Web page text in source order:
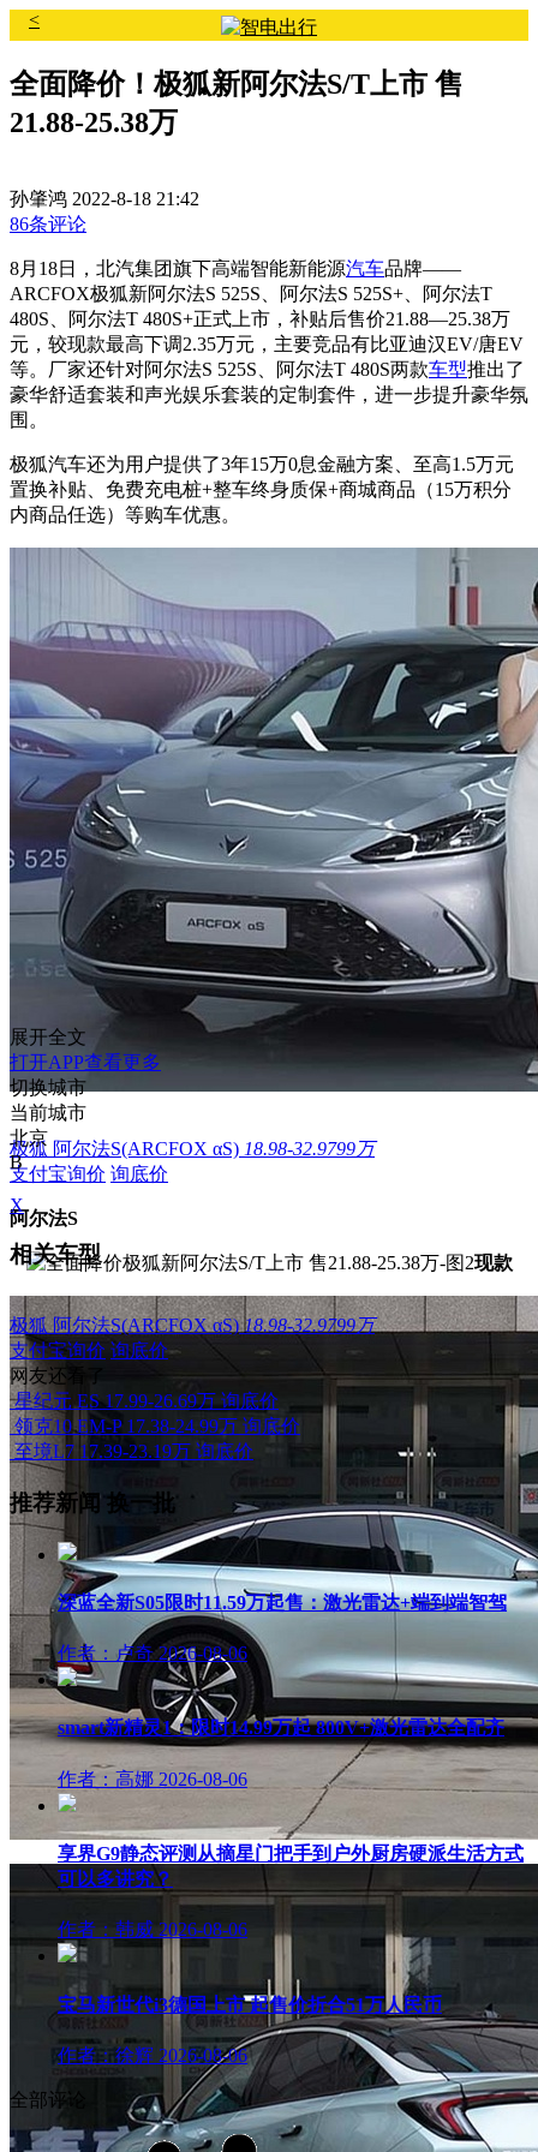
<
全面降价！极狐新阿尔法S/T上市 售
21.88-25.38万
孙肇鸿 2022-8-18 21:42
86条评论
8月18日，北汽集团旗下高端智能新能源汽车品牌——
ARCFOX极狐新阿尔法S 525S、阿尔法S 525S+、阿尔法T
480S、阿尔法T 480S+正式上市，补贴后售价21.88—25.38万
元，较现款最高下调2.35万元，主要竞品有比亚迪汉EV/唐EV
等。厂家还针对阿尔法S 525S、阿尔法T 480S两款车型推出了
豪华舒适套装和声光娱乐套装的定制套件，进一步提升豪华氛
围 。
极狐汽车还为用户提供了3年15万0息金融方案、至高1.5万元
置换补贴、免费充电桩+整车终身质保+商城商品（15万积分
内商品任选）等购车优惠。
极狐 阿尔法S(ARCFOX αS) 18.98-32.9799万
支付宝询价 询底价
阿尔法S
现款
展开全文
打开APP查看更多
切换城市
当前城市
北京
B
X
相关车型
极狐 阿尔法S(ARCFOX αS) 18.98-32.9799万
支付宝询价 询底价
网友还看了
星纪元 ES 17.99-26.69万 询底价
领克10 EM-P 17.38-24.99万 询底价
至境L7 17.39-23.19万 询底价
推荐新闻 换一批
深蓝全新S05限时11.59万起售：激光雷达+端到端智驾
作者：卢奇 2026-08-06
smart新精灵1：限时14.99万起 800V+激光雷达全配齐
作者：高娜 2026-08-06
享界G9静态评测从摘星门把手到户外厨房硬派生活方式
可以多讲究？
作者：韩威 2026-08-06
宝马新世代i3德国上市 起售价折合51万人民币
作者：徐辉 2026-08-06
全部评论